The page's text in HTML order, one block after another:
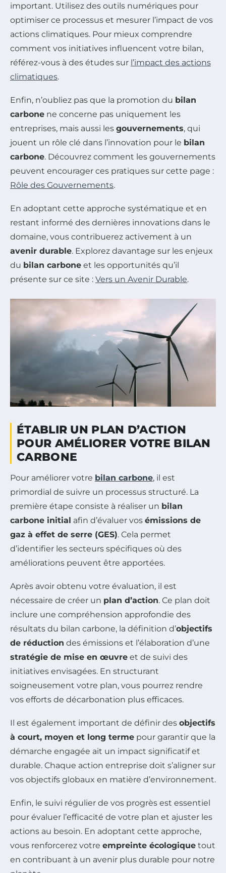
important. Utilisez des outils numériques pour
optimiser ce processus et mesurer l’impact de vos
actions climatiques. Pour mieux comprendre
comment vos initiatives influencent votre bilan,
référez-vous à des études sur l’impact des actions
climatiques.
Enfin, n’oubliez pas que la promotion du bilan
carbone ne concerne pas uniquement les
entreprises, mais aussi les gouvernements, qui
jouent un rôle clé dans l’innovation pour le bilan
carbone. Découvrez comment les gouvernements
peuvent encourager ces pratiques sur cette page :
Rôle des Gouvernements.
En adoptant cette approche systématique et en
restant informé des dernières innovations dans le
domaine, vous contribuerez activement à un
avenir durable. Explorez davantage sur les enjeux
du bilan carbone et les opportunités qu’il
présente sur ce site : Vers un Avenir Durable.
ÉTABLIR UN PLAN D’ACTION
POUR AMÉLIORER VOTRE BILAN
CARBONE
Pour améliorer votre bilan carbone, il est
primordial de suivre un processus structuré. La
première étape consiste à réaliser un bilan
carbone initial afin d’évaluer vos émissions de
gaz à effet de serre (GES). Cela permet
d’identifier les secteurs spécifiques où des
améliorations peuvent être apportées.
Après avoir obtenu votre évaluation, il est
nécessaire de créer un plan d’action. Ce plan doit
inclure une compréhension approfondie des
résultats du bilan carbone, la définition d’objectifs
de réduction des émissions et l’élaboration d’une
stratégie de mise en œuvre et de suivi des
initiatives envisagées. En structurant
soigneusement votre plan, vous pourrez rendre
vos efforts de décarbonation plus efficaces.
Il est également important de définir des objectifs
à court, moyen et long terme pour garantir que la
démarche engagée ait un impact significatif et
durable. Chaque action entreprise doit s’aligner sur
vos objectifs globaux en matière d’environnement.
Enfin, le suivi régulier de vos progrès est essentiel
pour évaluer l’efficacité de votre plan et ajuster les
actions au besoin. En adoptant cette approche,
vous renforcerez votre empreinte écologique tout
en contribuant à un avenir plus durable pour notre